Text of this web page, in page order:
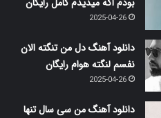
2025-04-26
دانلود آهنگ دل من تنگته الان
نفسم لنگته هوام رایگان
2025-04-26
دانلود آهنگ من سی سال تنها